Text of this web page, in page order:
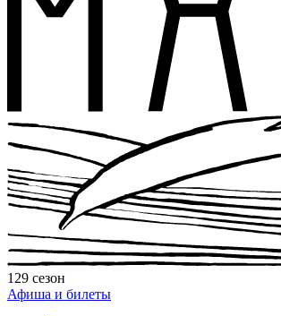
129 сезон
Афиша и билеты